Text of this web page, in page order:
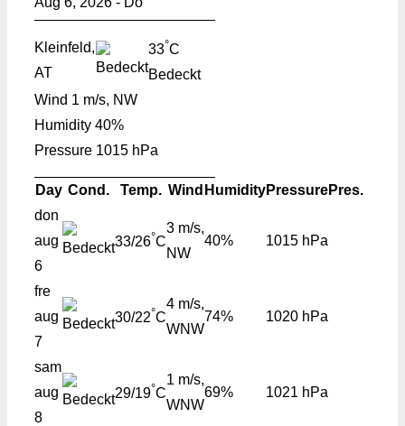
Kleinfeld,
AT
33°C
Bedeckt
Wind 1 m/s, NW
Humidity 40%
Pressure 1015 hPa
Day Cond. Temp. Wind HumidityPressurePres.
don
aug
6
33/26°C
3 m/s,
NW
40% 1015 hPa
fre
aug
7
30/22°C
4 m/s,
WNW
74% 1020 hPa
sam
aug
8
29/19°C
1 m/s,
WNW
69% 1021 hPa